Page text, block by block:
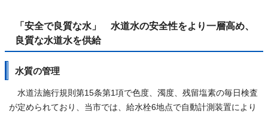
「安全で良質な水」 水道水の安全性をより一層高め、
良質な水道水を供給
水質の管理
水道法施行規則第15条第1項で色度、濁度、残留塩素の毎日検査
が定められており、当市では、給水栓6地点で自動計測装置により